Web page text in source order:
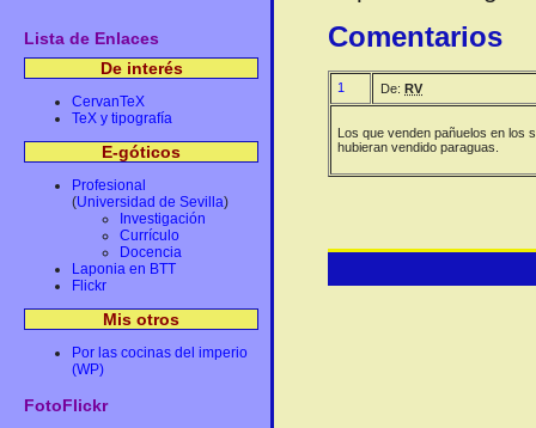
Comentarios
1 De: RV
Los que venden pañuelos en los
hubieran vendido paraguas.
Lista de Enlaces
De interés
CervanTeX
TeX y tipografía
E-góticos
Profesional
(Universidad de Sevilla)
Investigación
Currículo
Docencia
Laponia en BTT
Flickr
Mis otros
Por las cocinas del imperio
(WP)
FotoFlickr